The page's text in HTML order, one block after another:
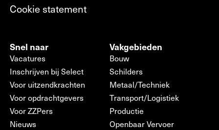
Cookie statement
Snel naar
Vacatures
Inschrijven bij Select
Voor uitzendkrachten
Voor opdrachtgevers
Voor ZZPers
Nieuws
Vakgebieden
Bouw
Schilders
Metaal/Techniek
Transport/Logistiek
Productie
Openbaar Vervoer